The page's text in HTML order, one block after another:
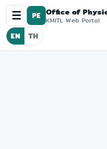
PE KMITL Web Portal
☰
EN TH